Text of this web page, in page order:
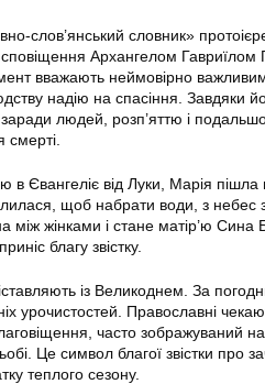
слов’янський словник»
Архангелом Гавриїлом
вважають неймовірно
надію на спасіння. Завдяки
людей, розп’яттю і
смерті.
Євангеліє від Луки, Марія
щоб набрати води, з небес
жінками і стане матір’ю Сина
благу звістку.
із Великоднем. За
урочистостей. Православні
часто зображуваний
Це символ благої звістки про
теплого сезону.